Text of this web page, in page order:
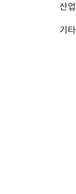
산업
기타